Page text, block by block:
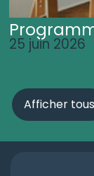
25 juin 2026
Afficher tous